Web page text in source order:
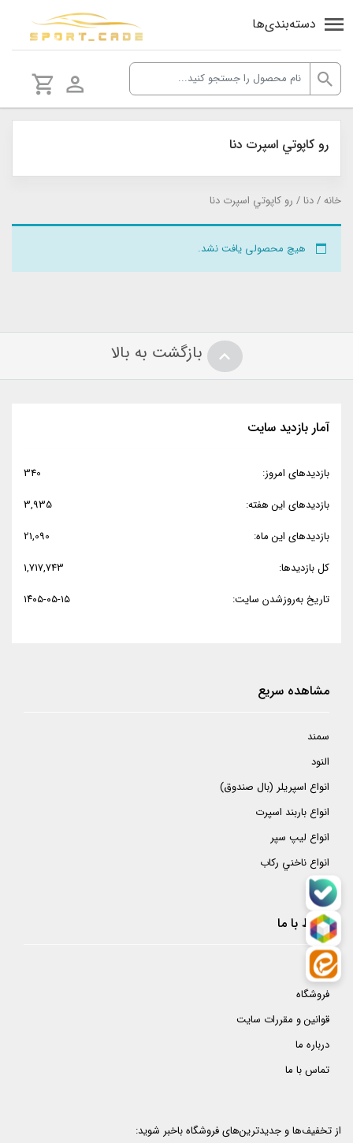
دسته‌بندی‌ها
رو كاپوتي اسپرت دنا
خانه/دنا / رو كاپوتي اسپرت دنا
هیچ محصولی یافت نشد.
بازگشت به بالا
آمار بازدید سایت
بازدیدهای امروز:
340
بازدیدهای این هفته:
3,935
بازدیدهای این ماه:
21,090
کل بازدیدها:
1,717,743
تاریخ به‌روزشدن سایت:
۱۴۰۵-۰۵-۱۵
مشاهده سریع
سمند
النود
انواع اسپريلر (بال صندوق)
انواع باربند اسپرت
انواع ليپ سپر
انواع ناخني ركاب
ارتباط با ما
خانه
فروشگاه
قوانین و مقررات سایت
درباره ما
تماس با ما
از تخفیف‌ها و جدیدترین‌های فروشگاه باخبر شوید: